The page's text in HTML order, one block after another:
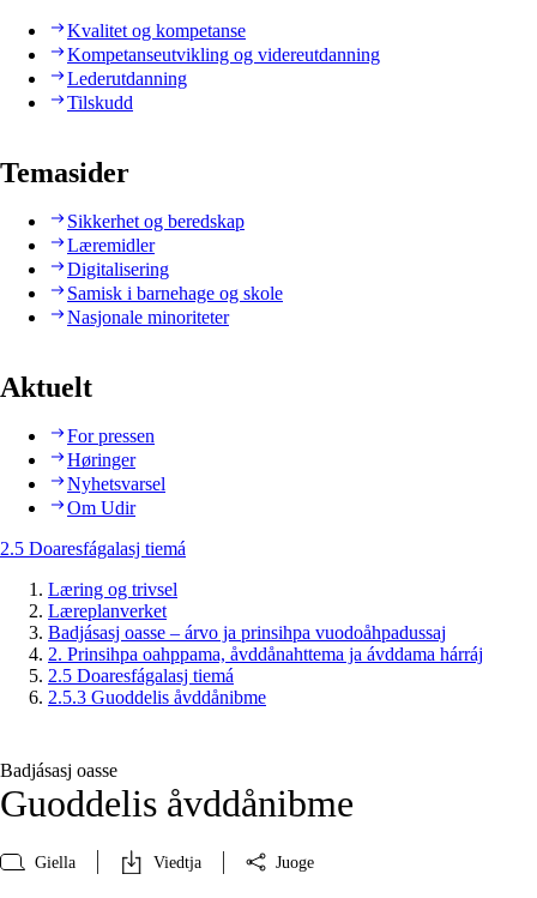
Kvalitet og kompetanse
Kompetanseutvikling og videreutdanning
Lederutdanning
Tilskudd
Temasider
Sikkerhet og beredskap
Læremidler
Digitalisering
Samisk i barnehage og skole
Nasjonale minoriteter
Aktuelt
For pressen
Høringer
Nyhetsvarsel
Om Udir
2.5 Doaresfágalasj tiemá
Læring og trivsel
Læreplanverket
Badjásasj oasse – árvo ja prinsihpa vuodoåhpadussaj
2. Prinsihpa oahppama, åvddånahttema ja ávddama hárráj
2.5 Doaresfágalasj tiemá
2.5.3 Guoddelis åvddånibme
Badjásasj oasse
Guoddelis åvddånibme
Giella Viedtja Juoge